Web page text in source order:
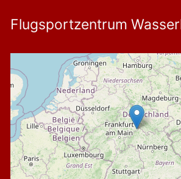
Flugsportzentrum